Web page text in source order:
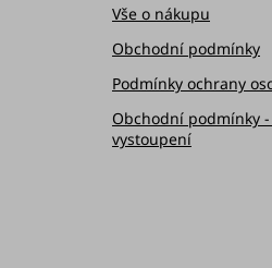
Vše o nákupu
Obchodní podmínky
Podmínky ochrany
Obchodní podmínky
vystoupení